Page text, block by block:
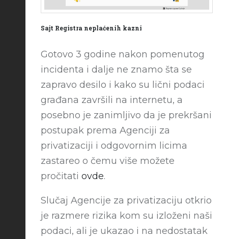
Sajt Registra neplaćenih kazni
Gotovo 3 godine nakon pomenutog
incidenta i dalje ne znamo šta se
zapravo desilo i kako su lični podaci
građana završili na internetu, a
posebno je zanimljivo da je prekršani
postupak prema Agenciji za
privatizaciji i odgovornim licima
zastareo o čemu više možete
pročitati ovde.
Slučaj Agencije za privatizaciju otkrio
je razmere rizika kom su izloženi naši
podaci, ali je ukazao i na nedostatak